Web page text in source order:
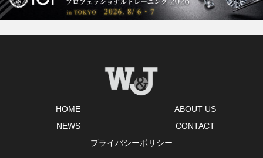
HOME
ABOUT US
NEWS
CONTACT
プライバシーポリシー